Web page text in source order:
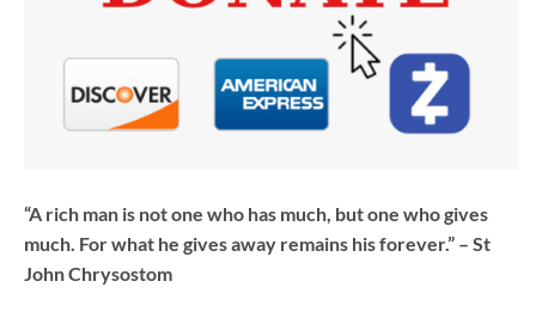
“A rich man is not one who has much, but one who gives
much. For what he gives away remains his forever.” – St
John Chrysostom